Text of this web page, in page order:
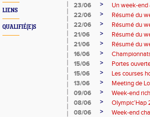
LIENS
QUALIFIÉ(E)S
23/06
>
Un week-end
22/06
>
Résumé du
22/06
>
Résumé du
21/06
>
Résumé du
21/06
>
Résumé du
16/06
>
15/06
>
Portes
15/06
>
Les courses
13/06
>
Meeting de
09/06
>
Week-end
08/06
>
Olympic’Hap
08/06
>
Week-end